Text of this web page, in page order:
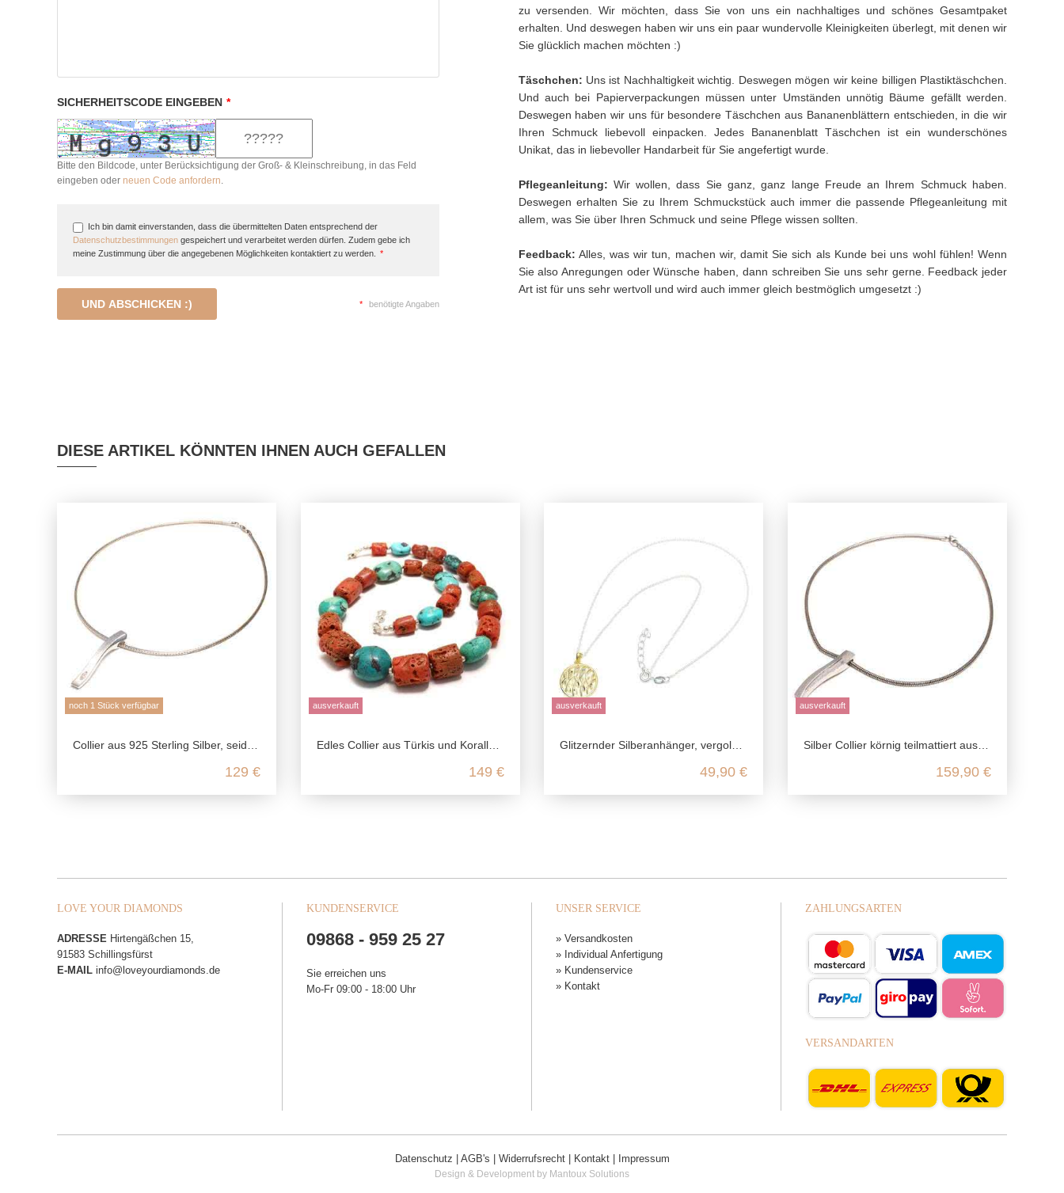
SICHERHEITSCODE EINGEBEN *
Bitte den Bildcode, unter Berücksichtigung der Groß- & Kleinschreibung, in das Feld
eingeben oder neuen Code anfordern.
Ich bin damit einverstanden, dass die übermittelten Daten entsprechend der
Datenschutzbestimmungen gespeichert und verarbeitet werden dürfen. Zudem gebe ich
meine Zustimmung über die angegebenen Möglichkeiten kontaktiert zu werden.
*
UND ABSCHICKEN :) * benötigte Angaben
zu versenden. Wir möchten, dass Sie von uns ein nachhaltiges und schönes Gesamtpaket
erhalten. Und deswegen haben wir uns ein paar wundervolle Kleinigkeiten überlegt, mit denen wir
Sie glücklich machen möchten :)
Täschchen: Uns ist Nachhaltigkeit wichtig. Deswegen mögen wir keine billigen Plastiktäschchen.
Und auch bei Papierverpackungen müssen unter Umständen unnötig Bäume gefällt werden.
Deswegen haben wir uns für besondere Täschchen aus Bananenblättern entschieden, in die wir
Ihren Schmuck liebevoll einpacken. Jedes Bananenblatt Täschchen ist ein wunderschönes
Unikat, das in liebevoller Handarbeit für Sie angefertigt wurde.
Pflegeanleitung: Wir wollen, dass Sie ganz, ganz lange Freude an Ihrem Schmuck haben.
Deswegen erhalten Sie zu Ihrem Schmuckstück auch immer die passende Pflegeanleitung mit
allem, was Sie über Ihren Schmuck und seine Pflege wissen sollten.
Feedback: Alles, was wir tun, machen wir, damit Sie sich als Kunde bei uns wohl fühlen! Wenn
Sie also Anregungen oder Wünsche haben, dann schreiben Sie uns sehr gerne. Feedback jeder
Art ist für uns sehr wertvoll und wird auch immer gleich bestmöglich umgesetzt :)
DIESE ARTIKEL KÖNNTEN IHNEN AUCH GEFALLEN
noch 1 Stück verfügbar
Collier aus 925 Sterling Silber, seidenmatt poliert mit Zirkonia
129 €
ausverkauft
Edles Collier aus Türkis und Koralle mit 925 Sterling Silber Elementen
149 €
ausverkauft
Glitzernder Silberanhänger, vergoldet mit Silberkette aus echtem 925 Sterling Silber
49,90 €
ausverkauft
Silber Collier körnig teilmattiert aus echtem 925 Sterling Silber
159,90 €
LOVE YOUR DIAMONDS
ADRESSE Hirtengäßchen 15,
91583 Schillingsfürst
E-MAIL info@loveyourdiamonds.de
KUNDENSERVICE
09868 - 959 25 27
Sie erreichen uns
Mo-Fr 09:00 - 18:00 Uhr
UNSER SERVICE
» Versandkosten
» Individual Anfertigung
» Kundenservice
» Kontakt
ZAHLUNGSARTEN
VERSANDARTEN
Datenschutz AGB's Widerrufsrecht| Kontakt| Impressum
Design & Development by Mantoux Solutions